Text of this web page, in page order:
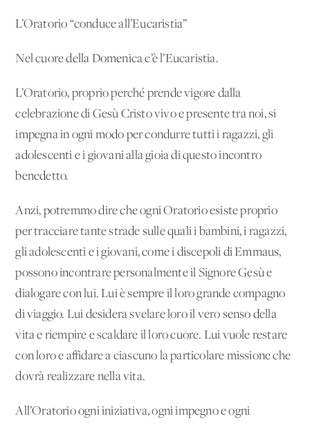
L’Oratorio “conduce all’Eucaristia”
Nel cuore della Domenica c’è l’Eucaristia.
L’Oratorio, proprio perché prende vigore dalla
celebrazione di Gesù Cristo vivo e presente tra noi, si
impegna in ogni modo per condurre tutti i ragazzi, gli
adolescenti e i giovani alla gioia di questo incontro
benedetto.
Anzi, potremmo dire che ogni Oratorio esiste proprio
per tracciare tante strade sulle quali i bambini, i ragazzi,
gli adolescenti e i giovani, come i discepoli di Emmaus,
possono incontrare personalmente il Signore Gesù e
dialogare con lui. Lui è sempre il loro grande compagno
di viaggio. Lui desidera svelare loro il vero senso della
vita e riempire e scaldare il loro cuore. Lui vuole restare
con loro e affidare a ciascuno la particolare missione che
dovrà realizzare nella vita.
All’Oratorio ogni iniziativa, ogni impegno e ogni